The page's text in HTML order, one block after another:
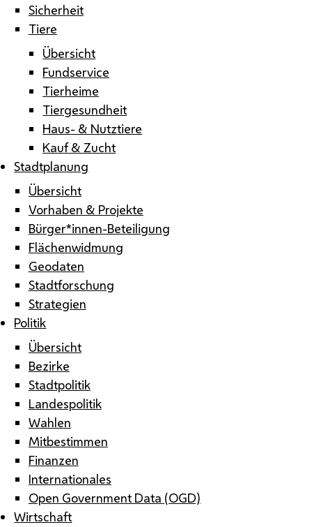
Sicherheit
Tiere
Übersicht
Fundservice
Tierheime
Tiergesundheit
Haus- & Nutztiere
Kauf & Zucht
Stadtplanung
Übersicht
Vorhaben & Projekte
Bürger*innen-Beteiligung
Flächenwidmung
Geodaten
Stadtforschung
Strategien
Politik
Übersicht
Bezirke
Stadtpolitik
Landespolitik
Wahlen
Mitbestimmen
Finanzen
Internationales
Open Government Data (OGD)
Wirtschaft